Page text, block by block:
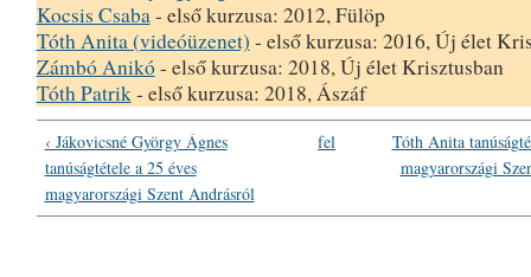
Kocsis Csaba- első kurzusa: 2012, Fülöp
Tóth Anita (videóüzenet) - első kurzusa: 2016, Új élet
Zámbó Anikó- első kurzusa: 2018, Új élet Krisztusban
Tóth Patrik- első kurzusa: 2018, Ászáf
‹ Jákovicsné György Ágnes
tanúságtétele a 25 éves
magyarországi Szent Andrásról
fel
Tóth Anita
magyarországi